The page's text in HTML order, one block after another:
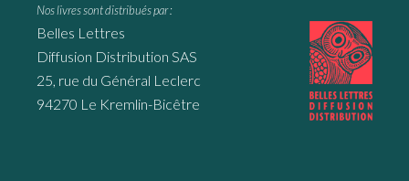
Nos livres sont distribués par :
Belles Lettres
Diffusion Distribution SAS
25, rue du Général Leclerc
94270 Le Kremlin-Bicêtre